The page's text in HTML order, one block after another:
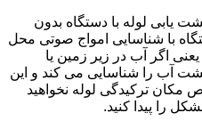
یابی لوله با دستگاه بدون
با شناسایی امواج صوتی محل
اگر آب در زیر زمین یا
آب را شناسایی می کند و این
ترکیدگی لوله نخواهید
را پیدا کنید.